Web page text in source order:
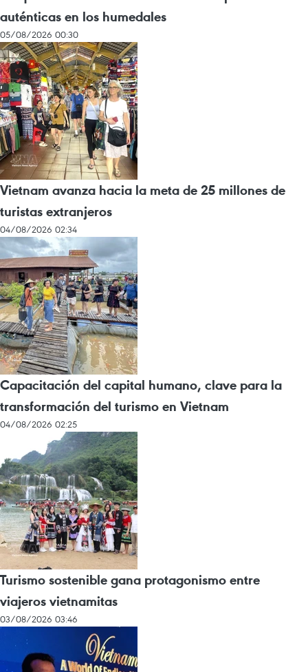
auténticas en los humedales
05/08/2026 00:30
Vietnam avanza hacia la meta de 25 millones de
turistas extranjeros
04/08/2026 02:34
Capacitación del capital humano, clave para la
transformación del turismo en Vietnam
04/08/2026 02:25
Turismo sostenible gana protagonismo entre
viajeros vietnamitas
03/08/2026 03:46